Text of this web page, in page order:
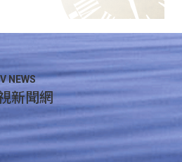
NEWS
新聞網